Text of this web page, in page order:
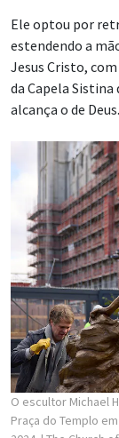
Ele optou por
estendendo a
Jesus Cristo,
da Capela Sistina
alcança o de Deus.
O escultor Michael
Praça do Templo